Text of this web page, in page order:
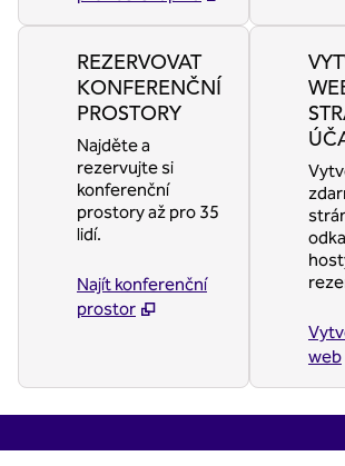
REZERVOVAT
KONFERENČNÍ
PROSTORY
Najděte a
rezervujte si
konferenční
prostory až pro 35
lidí.
Najít konferenční
prostor
web